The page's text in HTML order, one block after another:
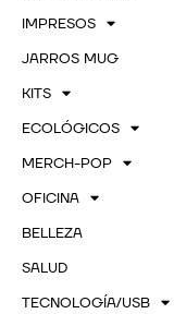
IMPRESOS
JARROS MUG
KITS
ECOLÓGICOS
MERCH-POP
OFICINA
BELLEZA
SALUD
TECNOLOGÍA/USB